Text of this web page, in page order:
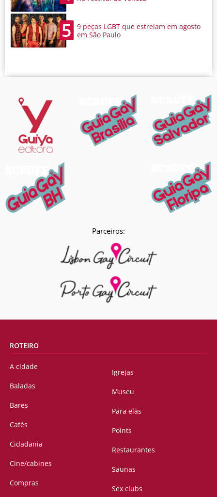
5
9 peças LGBT que estreiam em agosto
em São Paulo
Parceiros:
ROTEIRO
A cidade
Baladas
Bares
Cafés
Cidadania
Cine/cabines
Compras
Igrejas
Museu
Para elas
Points
Restaurantes
Saunas
Sex clubs